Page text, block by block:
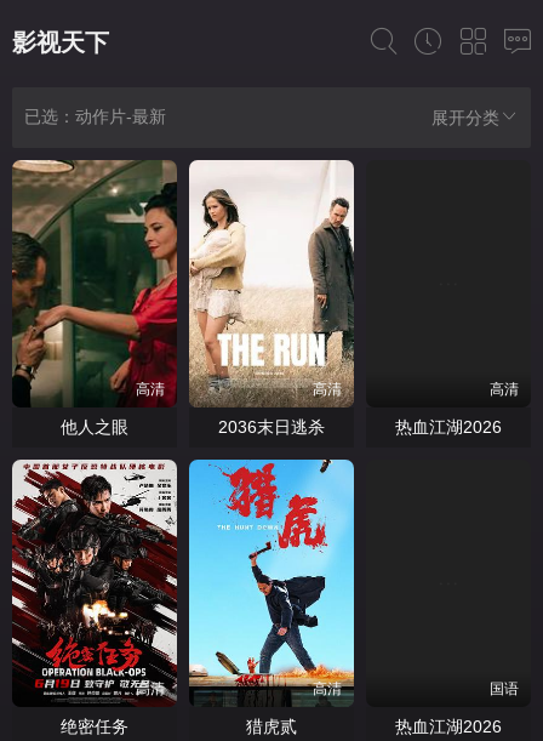
影视天下
展开分类
已选：动作片-最新
高清
他人之眼
高清
2036末日逃杀
高清
热血江湖2026
高清
绝密任务
高清
猎虎贰
国语
热血江湖2026